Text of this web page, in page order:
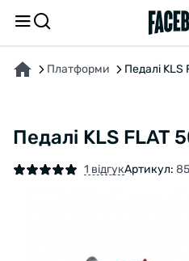
Платформи Педалі KLS
Педалі KLS FLAT
1 відгукАртикул:
ПРО ТОВАР ХАРАКТЕРИСТИКИОПИС